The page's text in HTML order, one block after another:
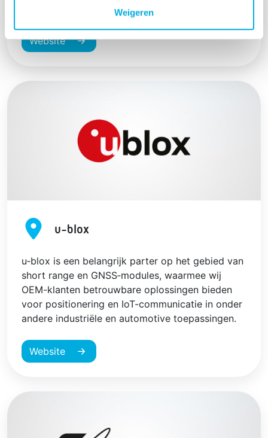
Weigeren
Website
u-blox
u‑blox is een belangrijk parter op het gebied van
short range en GNSS‑modules, waarmee wij
OEM-klanten betrouwbare oplossingen bieden
voor positionering en IoT-communicatie in onder
andere industriële en automotive toepassingen.
Website